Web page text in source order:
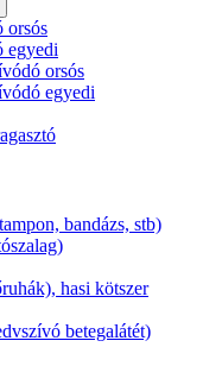
orsós
egyedi
orsós
egyedi
bandázs, stb)
hasi kötszer
betegalátét)